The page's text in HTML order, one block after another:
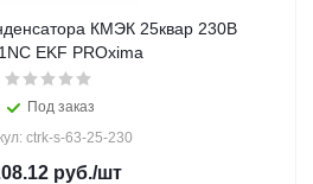
КМЭК 25квар 230В
EKF PROxima
Под заказ
ctrk-s-63-25-230
руб./шт